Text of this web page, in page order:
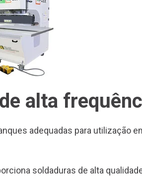
alta
adequadas para utilização
soldaduras de alta